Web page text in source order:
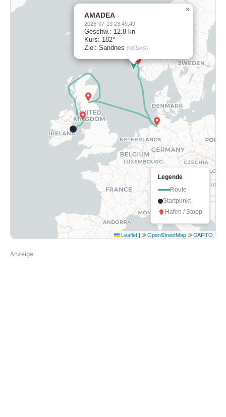
AMADEA
2026-07-19 23:49:49
Geschw.: 12.8 kn
Kurs: 182°
Ziel: Sandnes (NOSAS)
×
Leaflet | ©OpenStreetMap©CARTO
Legende
Route
Startpunkt
Hafen / Stopp
Anzeige